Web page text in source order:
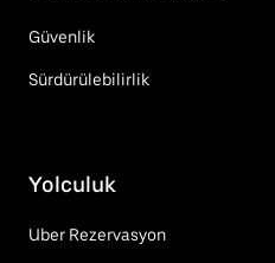
Güvenlik
Sürdürülebilirlik
Yolculuk
Uber Rezervasyon